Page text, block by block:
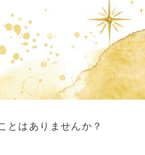
とはありませんか？